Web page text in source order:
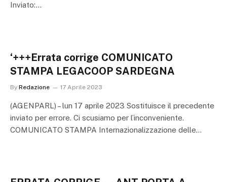
Inviato:…
‘+++Errata corrige COMUNICATO
STAMPA LEGACOOP SARDEGNA
By Redazione 17 Aprile 2023
(AGENPARL) – lun 17 aprile 2023 Sostituisce il precedente
inviato per errore. Ci scusiamo per l’inconveniente.
COMUNICATO STAMPA Internazionalizzazione delle…